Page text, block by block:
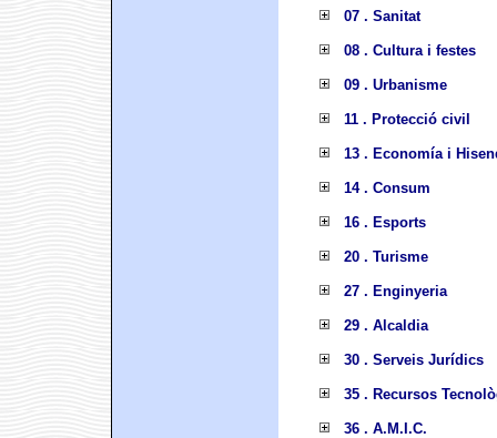
07 . Sanitat
08 . Cultura i festes
09 . Urbanisme
11 . Protecció civil
13 . Economía i
14 . Consum
16 . Esports
20 . Turisme
27 . Enginyeria
29 . Alcaldia
30 . Serveis Jurídics
35 . Recursos
36 . A.M.I.C.